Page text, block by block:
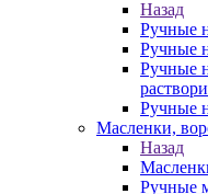
Назад
Ручные
Ручные
Ручные
Ручные
Масленки,
Назад
Ручные